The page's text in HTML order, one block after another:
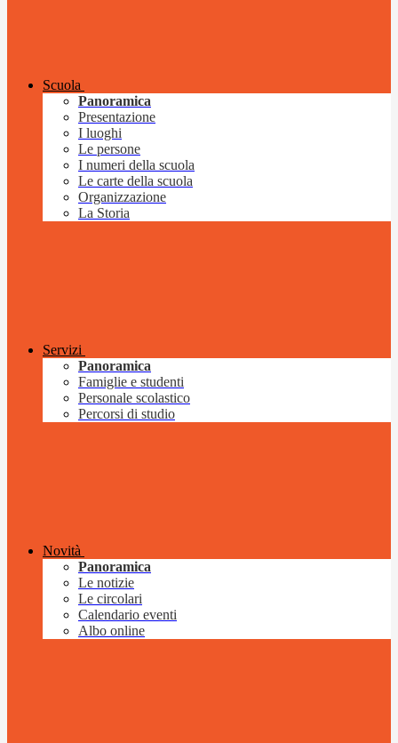
Scuola
Panoramica
Presentazione
I luoghi
Le persone
I numeri della scuola
Le carte della scuola
Organizzazione
La Storia
Servizi
Panoramica
Famiglie e studenti
Personale scolastico
Percorsi di studio
Novità
Panoramica
Le notizie
Le circolari
Calendario eventi
Albo online